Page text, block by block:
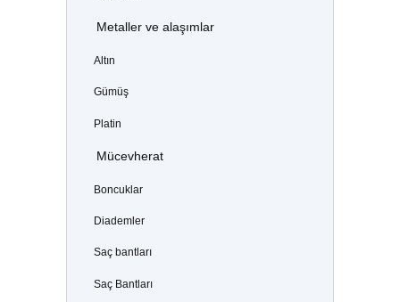
Metaller ve alaşımlar
Altın
Gümüş
Platin
Mücevherat
Boncuklar
Diademler
Saç bantları
Saç Bantları